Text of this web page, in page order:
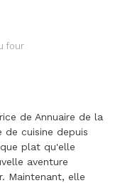
four
de Annuaire de la
de cuisine depuis
plat qu'elle
aventure
Maintenant, elle